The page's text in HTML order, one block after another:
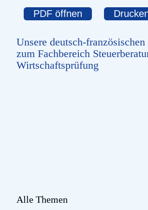
Alle Themen
PDF öffnen
Unsere deutsch-französischen
zum Fachbereich
Wirtschaftsprüfung